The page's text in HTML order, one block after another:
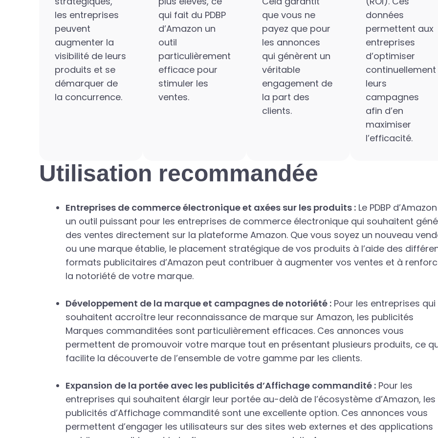
les entreprises
peuvent
augmenter la
visibilité de leurs
produits et se
démarquer de
la concurrence.
qui fait du PDBP
d’Amazon un
outil
particulièrement
efficace pour
stimuler les
ventes.
que vous ne
payez que pour
les annonces
qui génèrent un
véritable
engagement de
la part des
clients.
données
permettent aux
entreprises
d’optimiser
continuellement
leurs
campagnes
afin d’en
maximiser
l’efficacité.
Utilisation recommandée
Entreprises de commerce électronique et axées sur les produits : Le PDBP
un outil puissant pour les entreprises de commerce électronique qui souhaitent
des ventes directement sur la plateforme Amazon. Que vous soyez un nouveau
ou une marque établie, le placement stratégique de vos produits à l’aide des
formats publicitaires d’Amazon peut contribuer à augmenter vos ventes et à
la notoriété de votre marque.
Développement de la marque et campagnes de notoriété : Pour les entreprises qui
souhaitent accroître leur reconnaissance de marque sur Amazon, les publicités
Marques commanditées sont particulièrement efficaces. Ces annonces vous
permettent de promouvoir votre marque tout en présentant plusieurs produits, ce
facilite la découverte de l’ensemble de votre gamme par les clients.
Expansion de la portée avec les publicités d’Affichage commandité : Pour les
entreprises qui souhaitent élargir leur portée au-delà de l’écosystème d’Amazon, les
publicités d’Affichage commandité sont une excellente option. Ces annonces vous
permettent d’engager les utilisateurs sur des sites web externes et des applications